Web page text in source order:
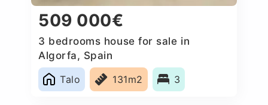
509 000€
3 bedrooms house for sale in
Algorfa, Spain
Talo
131m2 3